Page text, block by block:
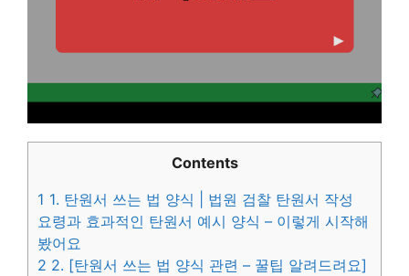
Contents
1 1. 탄원서 쓰는 법 양식 | 법원 검찰 탄원서 작성
요령과 효과적인 탄원서 예시 양식 – 이렇게 시작해
봤어요
2 2. [탄원서 쓰는 법 양식 관련 – 꿀팁 알려드려요]